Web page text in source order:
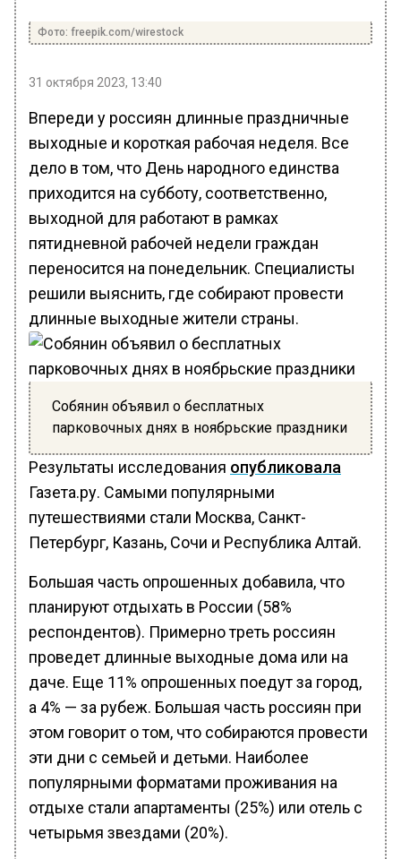
Фото: freepik.com/wirestock
31 октября 2023, 13:40
Впереди у россиян длинные праздничные
выходные и короткая рабочая неделя. Все
дело в том, что День народного единства
приходится на субботу, соответственно,
выходной для работают в рамках
пятидневной рабочей недели граждан
переносится на понедельник. Специалисты
решили выяснить, где собирают провести
длинные выходные жители страны.
Собянин объявил о бесплатных
парковочных днях в ноябрьские праздники
Результаты исследования опубликовала
Газета.ру. Самыми популярными
путешествиями стали Москва, Санкт-
Петербург, Казань, Сочи и Республика Алтай.
Большая часть опрошенных добавила, что
планируют отдыхать в России (58%
респондентов). Примерно треть россиян
проведет длинные выходные дома или на
даче. Еще 11% опрошенных поедут за город,
а 4% — за рубеж. Большая часть россиян при
этом говорит о том, что собираются провести
эти дни с семьей и детьми. Наиболее
популярными форматами проживания на
отдыхе стали апартаменты (25%) или отель с
четырьмя звездами (20%).